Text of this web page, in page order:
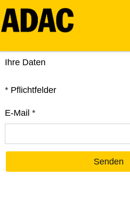
Ihre Daten
* Pflichtfelder
E-Mail *
Senden